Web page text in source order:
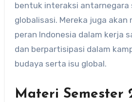
bentuk interaksi antarnegara
globalisasi. Mereka juga akan
peran Indonesia dalam kerja
dan berpartisipasi dalam
budaya serta isu global.
Materi Semester